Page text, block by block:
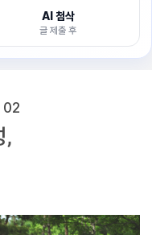
AI 첨삭
글 제출 후
02
,